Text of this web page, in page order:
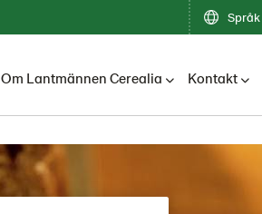
Språk
Om Lantmännen Cerealia Kontakt